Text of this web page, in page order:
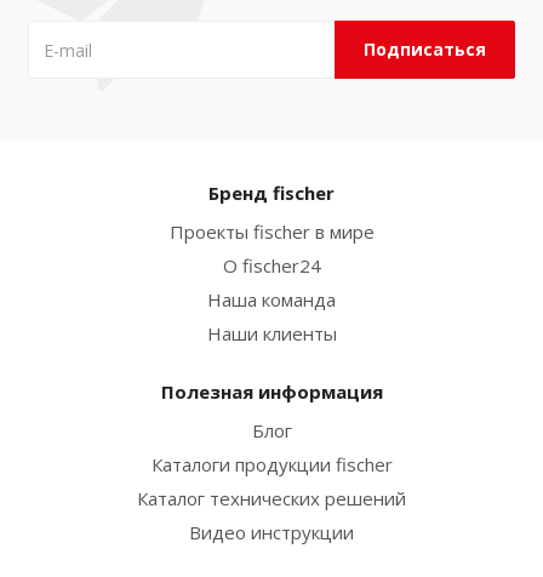
Бренд fischer
Проекты fischer в мире
О fischer24
Наша команда
Наши клиенты
Полезная информация
Блог
Каталоги продукции fischer
Каталог технических решений
Видео инструкции